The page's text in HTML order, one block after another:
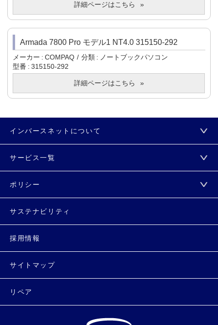
詳細ページはこちら
Armada 7800 Pro モデル1 NT4.0 315150-292
メーカー COMPAQ 分類
ノートブックパソコン
型番
315150-292
詳細ページはこちら
インバースネットについて
サービス一覧
ポリシー
サステナビリティ
採用情報
サイトマップ
リペア